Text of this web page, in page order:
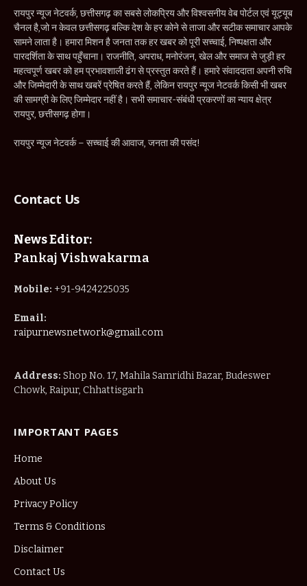
रायपुर न्यूज नेटवर्क, छत्तीसगढ़ का सबसे लोकप्रिय और विश्वसनीय वेब पोर्टल एवं यूट्यूब
चैनल है,जो न केवल छत्तीसगढ़ बल्कि देश के हर कोने से ताजा और सटीक समाचार आपके
सामने लाता है। हमारा मिशन है जनता तक हर खबर को पूरी सच्चाई, निष्पक्षता और
पारदर्शिता के साथ पहुँचाना। राजनीति, अपराध, मनोरंजन, खेल और समाज से जुड़ी हर
महत्वपूर्ण खबर को हम प्रभावशाली ढंग से प्रस्तुत करते हैं। हमारे संवाददाता अपनी रुचि
और जिम्मेदारी के साथ खबरें प्रेषित करते हैं, लेकिन रायपुर न्यूज नेटवर्क किसी भी खबर
की सामग्री के लिए जिम्मेदार नहीं है। सभी समाचार-संबंधी प्रकरणों का न्याय क्षेत्र
रायपुर, छत्तीसगढ़ होगा।
रायपुर न्यूज नेटवर्क – सच्चाई की आवाज, जनता की पसंद!
Contact Us
News Editor:
Pankaj Vishwakarma
Mobile: +91-9424225035
Email:
raipurnewsnetwork@gmail.com
Address: Shop No. 17, Mahila Samridhi Bazar, Budeswer
Chowk, Raipur, Chhattisgarh
IMPORTANT PAGES
Home
About Us
Privacy Policy
Terms & Conditions
Disclaimer
Contact Us